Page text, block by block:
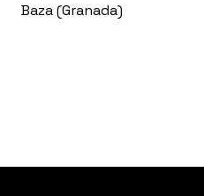
Baza (Granada)